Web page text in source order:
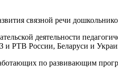
связной речи
деятельности
и РТВ России, Беларуси и
по развивающим